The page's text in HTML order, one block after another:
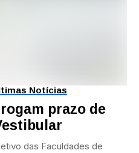
Notícias
prazo de
das Faculdades de